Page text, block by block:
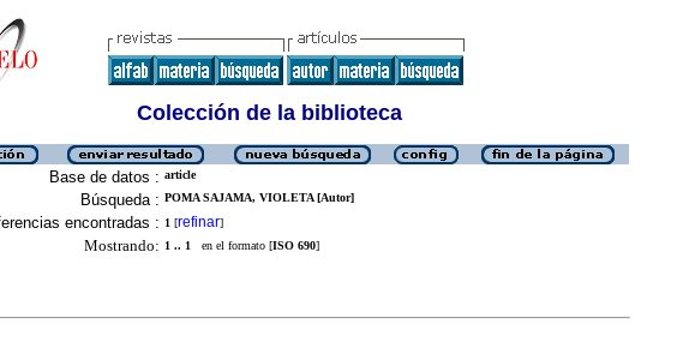
Colección de la biblioteca
Base de datos : article
Búsqueda : POMA SAJAMA, VIOLETA [Autor]
encontradas : 1 [refinar]
Mostrando: 1 .. 1 en el formato [ISO 690]